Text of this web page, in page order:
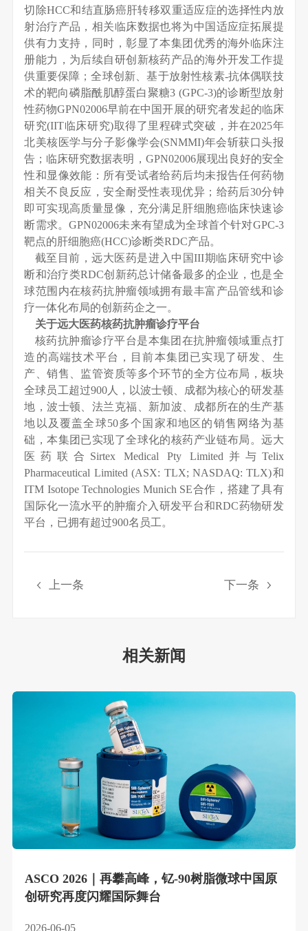
切除HCC和结直肠癌肝转移双重适应症的选择性内放
射治疗产品，相关临床数据也将为中国适应症拓展提
供有力支持，同时，彰显了本集团优秀的海外临床注
册能力，为后续自研创新核药产品的海外开发工作提
供重要保障；全球创新、基于放射性核素-抗体偶联技
术的靶向磷脂酰肌醇蛋白聚糖3 (GPC-3)的诊断型放射
性药物GPN02006早前在中国开展的研究者发起的临床
研究(IIT临床研究)取得了里程碑式突破，并在2025年
北美核医学与分子影像学会(SNMMI)年会斩获口头报
告；临床研究数据表明，GPN02006展现出良好的安全
性和显像效能：所有受试者给药后均未报告任何药物
相关不良反应，安全耐受性表现优异；给药后30分钟
即可实现高质量显像，充分满足肝细胞癌临床快速诊
断需求。GPN02006未来有望成为全球首个针对GPC-3
靶点的肝细胞癌(HCC)诊断类RDC产品。
截至目前，远大医药是进入中国III期临床研究中诊
断和治疗类RDC创新药总计储备最多的企业，也是全
球范围内在核药抗肿瘤领域拥有最丰富产品管线和诊
疗一体化布局的创新药企之一。
关于远大医药核药抗肿瘤诊疗平台
核药抗肿瘤诊疗平台是本集团在抗肿瘤领域重点打
造的高端技术平台，目前本集团已实现了研发、生
产、销售、监管资质等多个环节的全方位布局，板块
全球员工超过900人，以波士顿、成都为核心的研发基
地，波士顿、法兰克福、新加波、成都所在的生产基
地以及覆盖全球50多个国家和地区的销售网络为基
础，本集团已实现了全球化的核药产业链布局。远大
医药联合Sirtex Medical Pty Limited并与Telix
Pharmaceutical Limited (ASX: TLX; NASDAQ: TLX)和
ITM Isotope Technologies Munich SE合作，搭建了具有
国际化一流水平的肿瘤介入研发平台和RDC药物研发
平台，已拥有超过900名员工。
上一条 下一条
相关新闻
ASCO 2026｜再攀高峰，钇-90树脂微球中国原
创研究再度闪耀国际舞台
2026-06-05